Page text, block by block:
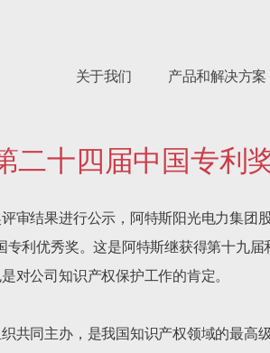
关于我们 产品和解决方案
二十四届中国专利
审结果进行公示，阿特斯阳光电力集团
利优秀奖。这是阿特斯继获得第十九
对公司知识产权保护工作的肯定。
共同主办，是我国知识产权领域的最高